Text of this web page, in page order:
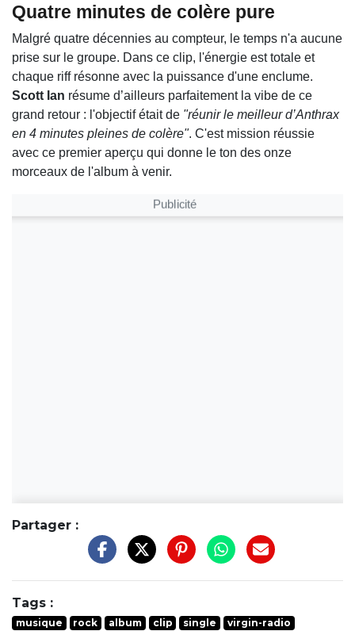
Quatre minutes de colère pure
Malgré quatre décennies au compteur, le temps n'a aucune
prise sur le groupe. Dans ce clip, l'énergie est totale et
chaque riff résonne avec la puissance d'une enclume.
Scott Ian résume d’ailleurs parfaitement la vibe de ce
grand retour : l'objectif était de "réunir le meilleur d’Anthrax
en 4 minutes pleines de colère". C'est mission réussie
avec ce premier aperçu qui donne le ton des onze
morceaux de l'album à venir.
Publicité
Partager :
Tags :
musique rock album clip single
virgin-radio